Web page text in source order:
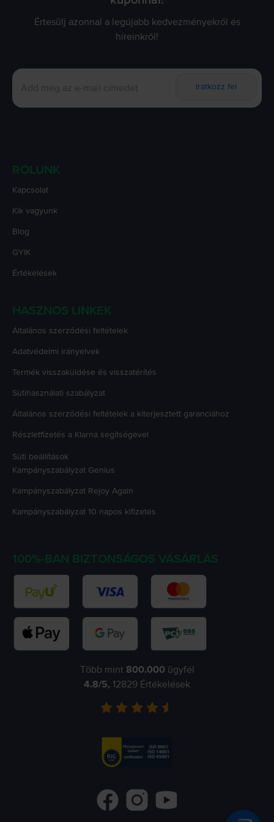
Válaszd ki az igényeidnek megfelelő telefont, és rendeld meg, amíg még
készleten van! Siess, mert a jó ajánlatokat elkapkodják, mire azt mondod,
hogy Rejoy!Értesülj azonnal a legújabb kedvezményekről és
híreinkről!
Iratkozz fel
RÓLUNK
Kapcsolat
Kik vagyunk
Blog
GYIK
Értékelések
HASZNOS LINKEK
Általános szerződési feltételek
Adatvédelmi irányelvek
Termék visszaküldése és visszatérítés
Sütihasználati szabályzat
Általános szerződési feltételek a kiterjesztett garanciához
Részletfizetés a Klarna segítségével
Süti beállítások
Kampányszabályzat Genius
Kampányszabályzat Rejoy Again
Kampányszabályzat 10 napos kifizetés
100%-BAN BIZTONSÁGOS VÁSÁRLÁS
Több mint 800.000 ügyfél
4.8/5, 12829 Értékelések